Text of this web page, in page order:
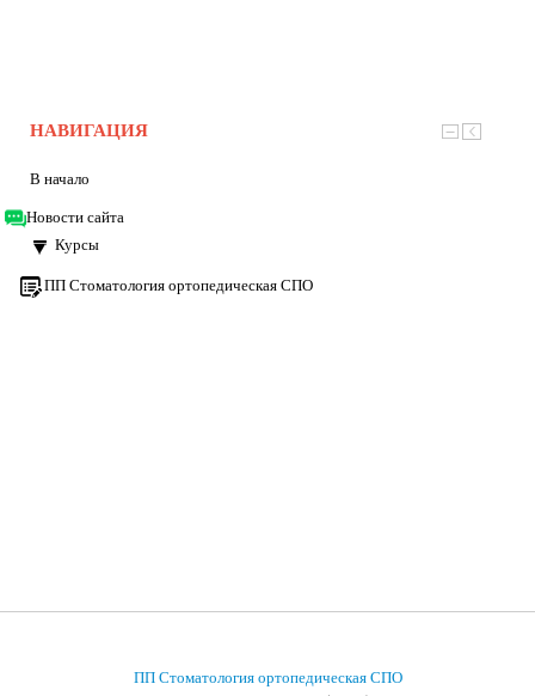
НАВИГАЦИЯ
В начало
Новости сайта
Курсы
ПП Стоматология ортопедическая СПО
ПП Стоматология ортопедическая СПО